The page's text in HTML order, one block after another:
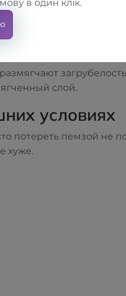
Повторяйте все
слой.
условиях
потереть пемзой не
хуже.
в один клік.